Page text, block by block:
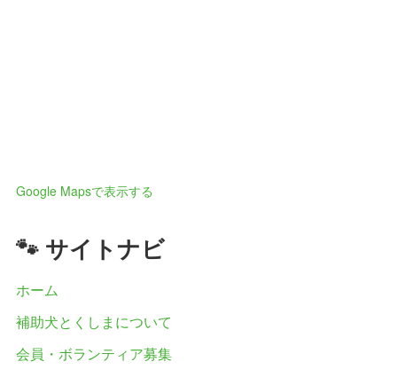
Google Mapsで表示する
🐾 サイトナビ
ホーム
補助犬とくしまについて
会員・ボランティア募集